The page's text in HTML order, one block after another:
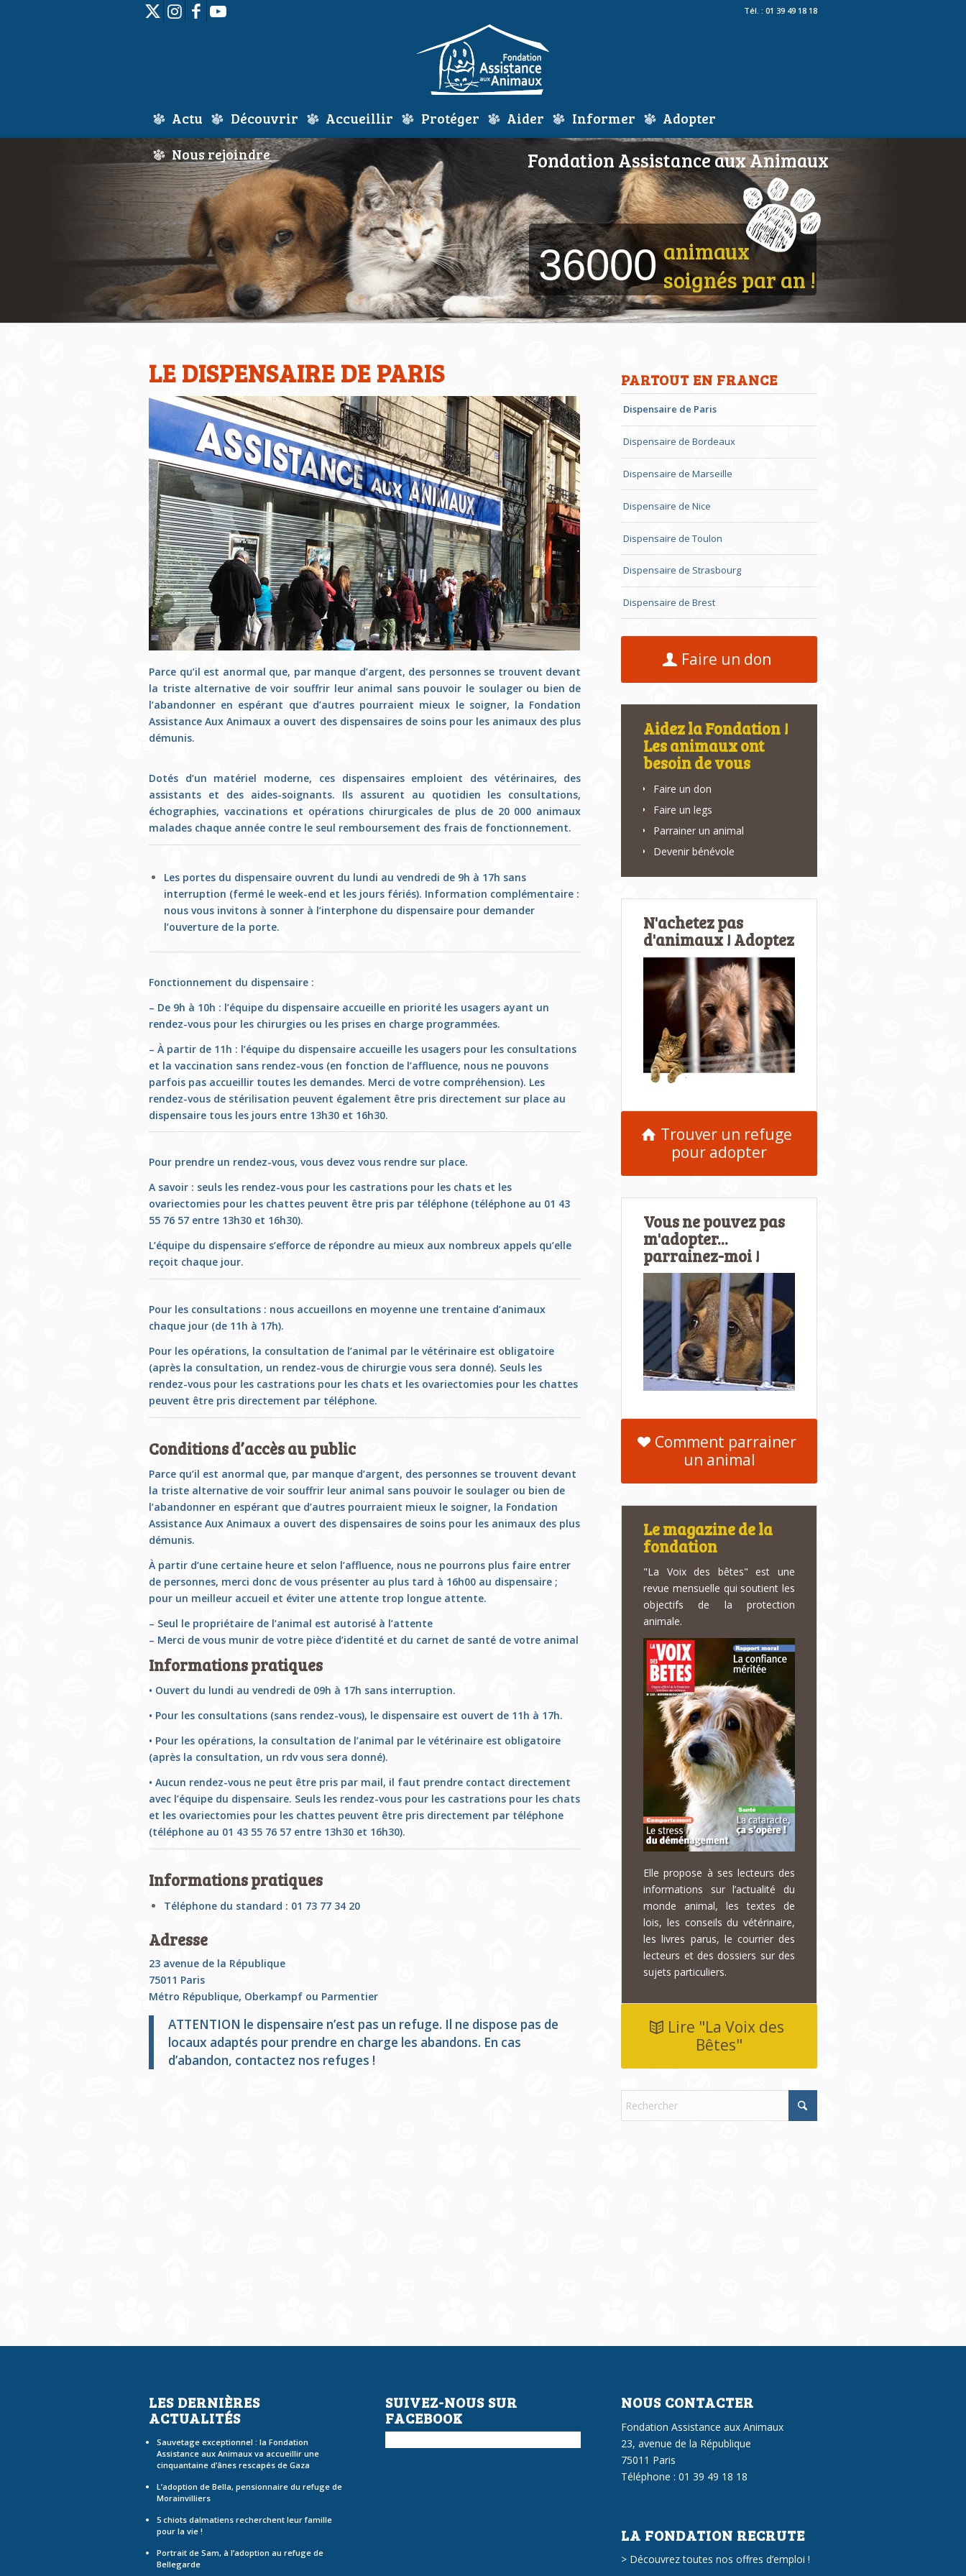
Tél. : 01 39 49 18 18
Actu Découvrir Accueillir Protéger Aider Informer
Adopter
Nous rejoindre
36000 animaux
soignés par an !
Fondation Assistance aux Animaux
LE DISPENSAIRE DE PARIS
Parce qu’il est anormal que, par manque d’argent, des personnes se trouvent devant
la triste alternative de voir souffrir leur animal sans pouvoir le soulager ou bien de
l’abandonner en espérant que d’autres pourraient mieux le soigner, la Fondation
Assistance Aux Animaux a ouvert des dispensaires de soins pour les animaux des plus
démunis.
Dotés d’un matériel moderne, ces dispensaires emploient des vétérinaires, des
assistants et des aides-soignants. Ils assurent au quotidien les consultations,
échographies, vaccinations et opérations chirurgicales de plus de 20 000 animaux
malades chaque année contre le seul remboursement des frais de fonctionnement.
Les portes du dispensaire ouvrent du lundi au vendredi de 9h à 17h sans
interruption (fermé le week-end et les jours fériés). Information complémentaire :
nous vous invitons à sonner à l’interphone du dispensaire pour demander
l’ouverture de la porte.
Fonctionnement du dispensaire :
– De 9h à 10h : l’équipe du dispensaire accueille en priorité les usagers ayant un
rendez-vous pour les chirurgies ou les prises en charge programmées.
– À partir de 11h : l’équipe du dispensaire accueille les usagers pour les consultations
et la vaccination sans rendez-vous (en fonction de l’affluence, nous ne pouvons
parfois pas accueillir toutes les demandes. Merci de votre compréhension). Les
rendez-vous de stérilisation peuvent également être pris directement sur place au
dispensaire tous les jours entre 13h30 et 16h30.
Pour prendre un rendez-vous, vous devez vous rendre sur place.
A savoir : seuls les rendez-vous pour les castrations pour les chats et les
ovariectomies pour les chattes peuvent être pris par téléphone (téléphone au 01 43
55 76 57 entre 13h30 et 16h30).
L’équipe du dispensaire s’efforce de répondre au mieux aux nombreux appels qu’elle
reçoit chaque jour.
Pour les consultations : nous accueillons en moyenne une trentaine d’animaux
chaque jour (de 11h à 17h).
Pour les opérations, la consultation de l’animal par le vétérinaire est obligatoire
(après la consultation, un rendez-vous de chirurgie vous sera donné). Seuls les
rendez-vous pour les castrations pour les chats et les ovariectomies pour les chattes
peuvent être pris directement par téléphone.
Conditions d’accès au public
Parce qu’il est anormal que, par manque d’argent, des personnes se trouvent devant
la triste alternative de voir souffrir leur animal sans pouvoir le soulager ou bien de
l’abandonner en espérant que d’autres pourraient mieux le soigner, la Fondation
Assistance Aux Animaux a ouvert des dispensaires de soins pour les animaux des plus
démunis.
À partir d’une certaine heure et selon l’affluence, nous ne pourrons plus faire entrer
de personnes, merci donc de vous présenter au plus tard à 16h00 au dispensaire ;
pour un meilleur accueil et éviter une attente trop longue attente.
– Seul le propriétaire de l’animal est autorisé à l’attente
– Merci de vous munir de votre pièce d’identité et du carnet de santé de votre animal
Informations pratiques
• Ouvert du lundi au vendredi de 09h à 17h sans interruption.
• Pour les consultations (sans rendez-vous), le dispensaire est ouvert de 11h à 17h.
• Pour les opérations, la consultation de l’animal par le vétérinaire est obligatoire
(après la consultation, un rdv vous sera donné).
• Aucun rendez-vous ne peut être pris par mail, il faut prendre contact directement
avec l’équipe du dispensaire. Seuls les rendez-vous pour les castrations pour les chats
et les ovariectomies pour les chattes peuvent être pris directement par téléphone
(téléphone au 01 43 55 76 57 entre 13h30 et 16h30).
Informations pratiques
Téléphone du standard : 01 73 77 34 20
Adresse
23 avenue de la République
75011 Paris
Métro République, Oberkampf ou Parmentier
ATTENTION le dispensaire n’est pas un refuge. Il ne dispose pas de
locaux adaptés pour prendre en charge les abandons. En cas
d’abandon, contactez nos refuges !
PARTOUT EN FRANCE
Dispensaire de Paris
Dispensaire de Bordeaux
Dispensaire de Marseille
Dispensaire de Nice
Dispensaire de Toulon
Dispensaire de Strasbourg
Dispensaire de Brest
Faire un don
Aidez la Fondation !
Les animaux ont
besoin de vous
Faire un don
Faire un legs
Parrainer un animal
Devenir bénévole
N'achetez pas
d'animaux ! Adoptez
Trouver un refuge
pour adopter
Vous ne pouvez pas
m'adopter...
parrainez-moi !
Comment parrainer
un animal
Le magazine de la
fondation
"La Voix des bêtes" est une
revue mensuelle qui soutient les
objectifs de la protection
animale.
Elle propose à ses lecteurs des
informations sur l’actualité du
monde animal, les textes de
lois, les conseils du vétérinaire,
les livres parus, le courrier des
lecteurs et des dossiers sur des
sujets particuliers.
Lire "La Voix des
Bêtes"
LES DERNIÈRES
ACTUALITÉS
Sauvetage exceptionnel : la Fondation
Assistance aux Animaux va accueillir une
cinquantaine d’ânes rescapés de Gaza
L’adoption de Bella, pensionnaire du refuge de
Morainvilliers
5 chiots dalmatiens recherchent leur famille
pour la vie !
Portrait de Sam, à l’adoption au refuge de
Bellegarde
SUIVEZ-NOUS SUR
FACEBOOK
NOUS CONTACTER
Fondation Assistance aux Animaux
23, avenue de la République
75011 Paris
Téléphone : 01 39 49 18 18
LA FONDATION RECRUTE
> Découvrez toutes nos offres d’emploi !